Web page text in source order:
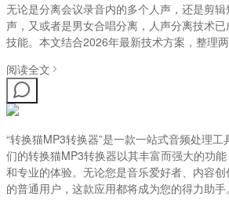
无论是分离会议录音内的多个人声，还是剪
声，又或者是男女合唱分离，人声分离技术
技能。本文结合2026年最新技术方案，整理
阅读全文
“转换猫MP3转换器”是一款一站式音频处理
们的转换猫MP3转换器以其丰富而强大的功
和专业的体验。无论您是音乐爱好者、内容
的普通用户，这款应用都将成为您的得力助手。